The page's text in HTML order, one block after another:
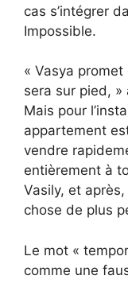
cas s’intégrer
Impossible.
« Vasya
sera sur pied,
Mais pour
appartement
vendre
entièrement à
Vasily, et
chose de plus
Le mot «
comme une